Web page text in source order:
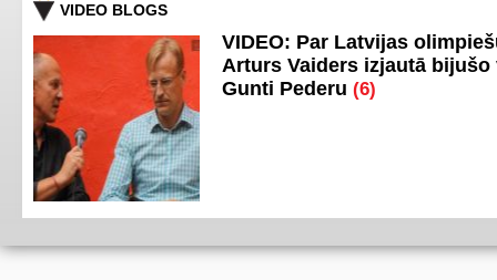
VIDEO BLOGS
VIDEO: Par Latvijas
Arturs Vaiders izjautā bijušo
Gunti Pederu (6)